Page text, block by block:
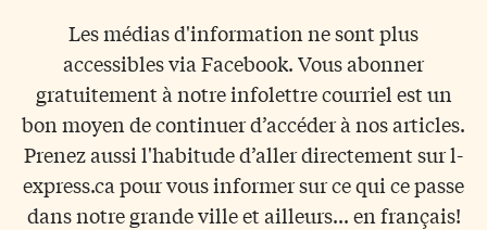
Les médias d'information ne sont plus
accessibles via Facebook. Vous abonner
gratuitement à notre infolettre courriel est un
bon moyen de continuer d’accéder à nos articles.
Prenez aussi l'habitude d’aller directement sur l-
express.ca pour vous informer sur ce qui ce passe
dans notre grande ville et ailleurs... en français!